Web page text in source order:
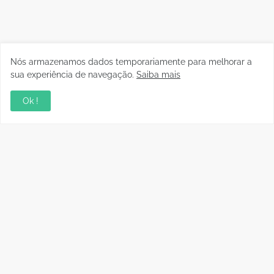
Nós armazenamos dados temporariamente para melhorar a
sua experiência de navegação. Saiba mais
Ok !